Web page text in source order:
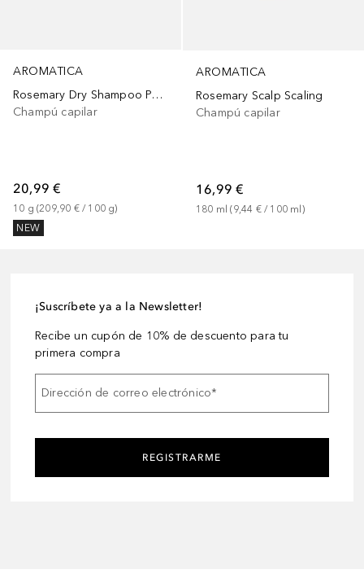
AROMATICA
Rosemary Dry Shampoo Powder
Champú capilar
20,99 €
10 g (209,90 € / 100 g)
NEW
AROMATICA
Rosemary Scalp Scaling
Champú capilar
16,99 €
180 ml (9,44 € / 100 ml)
¡Suscríbete ya a la Newsletter!
Recibe un cupón de 10% de descuento para tu
primera compra
Dirección de correo electrónico*
REGISTRARME